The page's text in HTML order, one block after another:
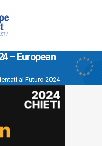
– European
al Futuro 2024